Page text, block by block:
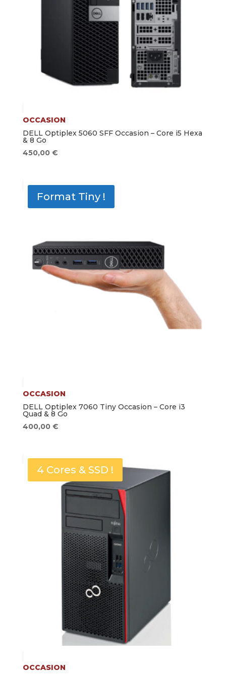
OCCASION
DELL Optiplex 5060 SFF Occasion – Core i5 Hexa
& 8 Go
450,00 €
Format Tiny !
OCCASION
DELL Optiplex 7060 Tiny Occasion – Core i3
Quad & 8 Go
400,00 €
4 Cores & SSD !
OCCASION